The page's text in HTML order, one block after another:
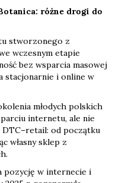
różne drogi do
stworzonego z
wczesnym etapie
bez wsparcia masowej
stacjonarnie i online w
młodych polskich
internetu, ale nie
DTC–retail: od początku
własny sklep z
pozycję w internecie i